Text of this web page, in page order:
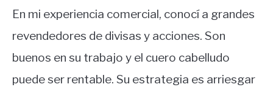
En mi experiencia comercial, conocí a grandes
revendedores de divisas y acciones. Son
buenos en su trabajo y el cuero cabelludo
puede ser rentable. Su estrategia es arriesgar